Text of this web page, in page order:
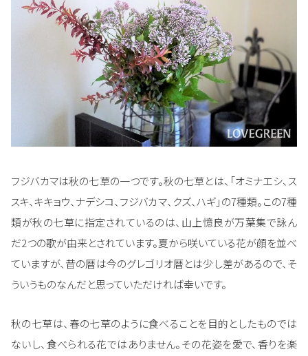
フジバカマは秋の七草の一つです。秋の七草とは、「オミナエシ、ス
スキ、キキョウ、ナデシコ、フジバカマ、クズ、ハギ」の7種類。この7種
類が秋の七草に指定されているのは、山上憶良が万葉集で詠ん
だ2つの歌が由来とされています。夏から咲いている花が顔を並べ
ていますが、昔の暦は今のグレゴリオ暦とは少し差があるので、そ
ういうものなんだと思っていただければ幸いです。
秋の七草は、春の七草のように食べることを目的としたものでは
ないし、食べられる花ではありません。その花姿を愛で、香りを楽